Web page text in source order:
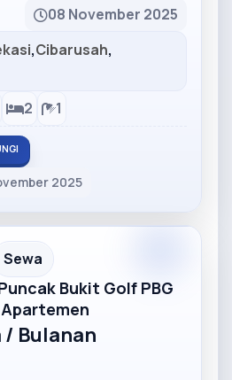
08 November 2025
,Cibarusah,
2 1
2025
Sewa
Bukit Golf PBG
Apartemen
/ Bulanan